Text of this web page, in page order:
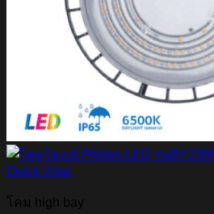
Quick View
โคม high bay